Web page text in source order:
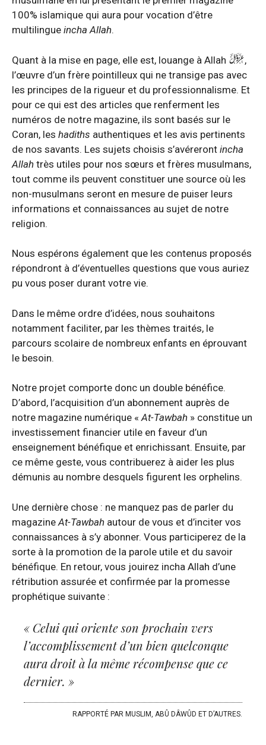
100% islamique qui aura pour vocation d’être
multilingue incha Allah.
Quant à la mise en page, elle est, louange à Allah
,
l’œuvre d’un frère pointilleux qui ne transige pas avec
les principes de la rigueur et du professionnalisme. Et
pour ce qui est des articles que renferment les
numéros de notre magazine, ils sont basés sur le
Coran, les hadiths authentiques et les avis pertinents
de nos savants. Les sujets choisis s’avéreront incha
Allah très utiles pour nos sœurs et frères musulmans,
tout comme ils peuvent constituer une source où les
non-musulmans seront en mesure de puiser leurs
informations et connaissances au sujet de notre
religion.
Nous espérons également que les contenus proposés
répondront à d’éventuelles questions que vous auriez
pu vous poser durant votre vie.
Dans le même ordre d’idées, nous souhaitons
notamment faciliter, par les thèmes traités, le
parcours scolaire de nombreux enfants en éprouvant
le besoin.
Notre projet comporte donc un double bénéfice.
D’abord, l’acquisition d’un abonnement auprès de
notre magazine numérique «At-Tawbah » constitue un
investissement financier utile en faveur d’un
enseignement bénéfique et enrichissant. Ensuite, par
ce même geste, vous contribuerez à aider les plus
démunis au nombre desquels figurent les orphelins.
Une dernière chose : ne manquez pas de parler du
magazine At-Tawbah autour de vous et d’inciter vos
connaissances à s’y abonner. Vous participerez de la
sorte à la promotion de la parole utile et du savoir
bénéfique. En retour, vous jouirez incha Allah d’une
rétribution assurée et confirmée par la promesse
prophétique suivante :
« Celui qui oriente son prochain vers
l’accomplissement d’un bien quelconque
aura droit à la même récompense que ce
dernier. »
RAPPORTÉ PAR MUSLIM, ABÛ DÂWÛD ET D’AUTRES.